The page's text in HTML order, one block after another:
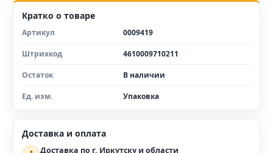
Кратко о товаре
Артикул 0009419
Штрихкод 4610009710211
Остаток В наличии
Ед. изм. Упаковка
Доставка и оплата
Доставка по г. Иркутску и области